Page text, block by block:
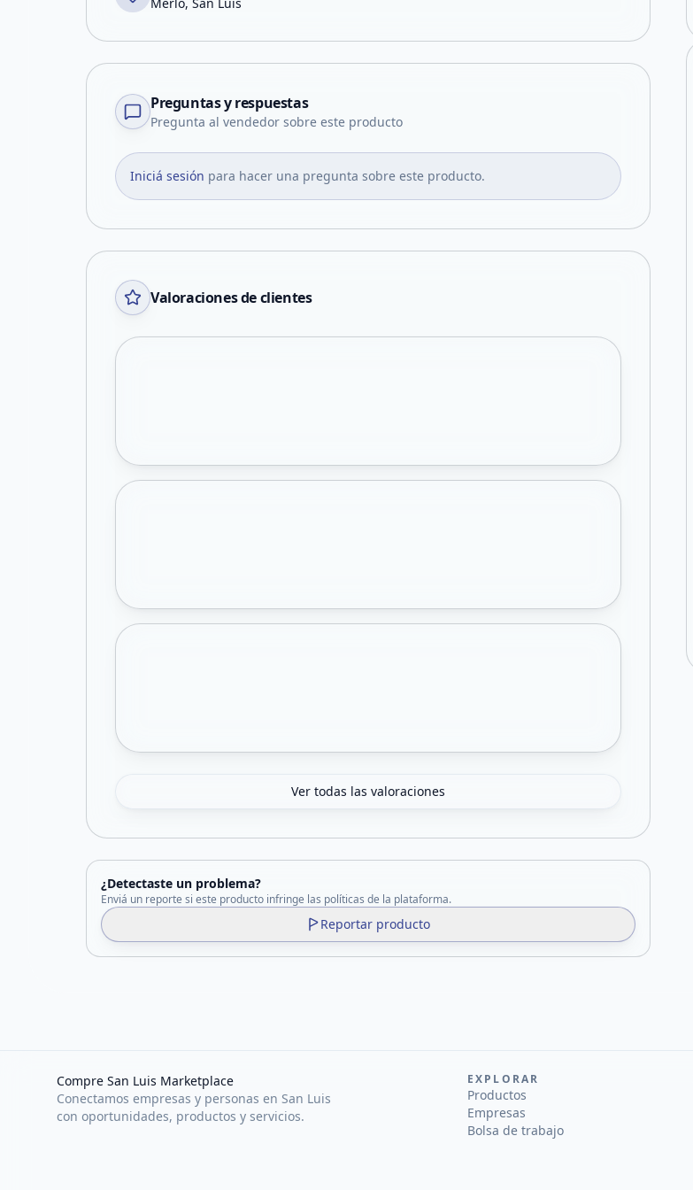
Preguntas y respuestas
Pregunta al vendedor sobre este producto
Iniciá sesión para hacer una pregunta sobre este producto.
Valoraciones de clientes
Ver todas las valoraciones
¿Detectaste un problema?
Enviá un reporte si este producto infringe las políticas de la plataforma.
Reportar producto
Compre San Luis Marketplace
Conectamos empresas y personas en San Luis
con oportunidades, productos y servicios.
EXPLORAR
Productos
Empresas
Bolsa de trabajo